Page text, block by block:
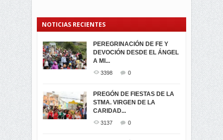
NOTICIAS RECIENTES
PEREGRINACIÓN DE FE Y
DEVOCIÓN DESDE EL ÁNGEL
A MI...
3398 0
PREGÓN DE FIESTAS DE LA
STMA. VIRGEN DE LA
CARIDAD...
3137 0
PROCESIÓN DE LA VIRGEN
DE LA CARIDAD 2024
3063
-ENCENDIDO DEL ARBOL DE
...
SEGUNDA VUELTA
ELECCIONES
PRESIDENCIALES 2023 EN
M...
ELECCION CRUCIAL:
SEGUNDA VUELTA
PRESIDENCIAL EL 1...